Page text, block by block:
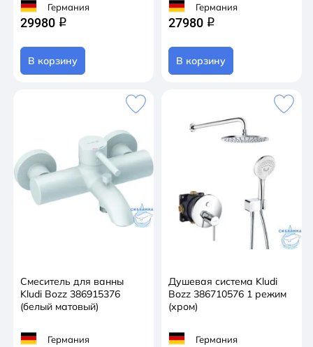
Германия
29980 q
В корзину
Германия
27980 q
В корзину
Смеситель для ванны
Kludi Bozz 386915376
(белый матовый)
Германия
Душевая система Kludi
Bozz 386710576 1 режим
(хром)
Германия